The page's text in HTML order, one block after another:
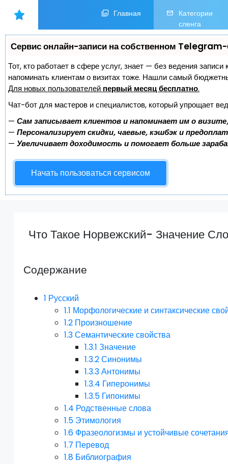
Главная
Категории
сленга
Сервис онлайн-записи на собственном
Тот, кто работает в сфере услуг, знает — без ведения
напоминать клиентам о визитах тоже. Нашли самый
Для новых пользователей первый месяц бесплатно.
Чат-бот для мастеров и специалистов, который упрощает
— Сам записывает клиентов и напоминает им о
— Персонализирует скидки, чаевые, кэшбэк и
— Увеличивает доходимость и помогает больше
Начать пользоваться сервисом
Что Такое Норвежский- Значение
Содержание
1 Русский
1.1 Морфологические и синтаксические
1.2 Произношение
1.3Семантические свойства
1.3.1 Значение
1.3.2Синонимы
1.3.3Антонимы
1.3.4 Гиперонимы
1.3.5 Гипонимы
1.4 Родственные слова
1.5 Этимология
1.6 Фразеологизмы и устойчивые
1.7 Перевод
1.8 Библиография